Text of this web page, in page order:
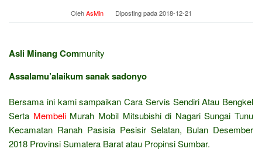
OlehAsMin Diposting pada2018-12-21
Asli Minang Community
Assalamu’alaikum sanak sadonyo
Bersama ini kami sampaikan Cara Servis Sendiri Atau Bengkel
Serta MembeliMurah Mobil Mitsubishi di Nagari Sungai Tunu
Kecamatan Ranah Pasisia Pesisir Selatan, Bulan Desember
2018 Provinsi Sumatera Barat atau Propinsi Sumbar.